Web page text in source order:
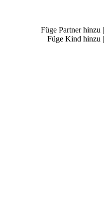
Füge Partner hinzu |
Füge Kind hinzu |